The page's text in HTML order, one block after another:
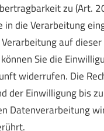
zu (Art.
in die Verarbeitung
auf
Sie die
widerrufen. Die
der Einwilligung bis
Datenverarbeitung